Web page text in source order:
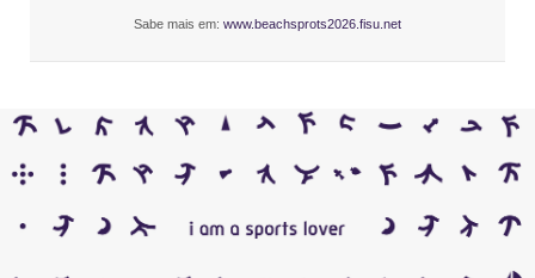
Sabe mais em: www.beachsprots2026.fisu.net